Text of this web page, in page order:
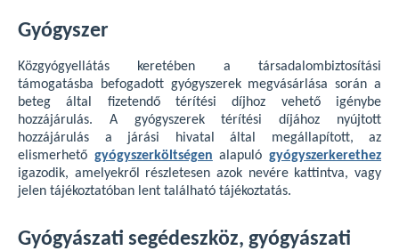
Gyógyszer
Közgyógyellátás keretében a társadalombiztosítási
támogatásba befogadott gyógyszerek megvásárlása során a
beteg által fizetendő térítési díjhoz vehető igénybe
hozzájárulás. A gyógyszerek térítési díjához nyújtott
hozzájárulás a járási hivatal által megállapított, az
elismerhető gyógyszerköltségen alapulógyógyszerkerethez
igazodik, amelyekről részletesen azok nevére kattintva, vagy
jelen tájékoztatóban lent található tájékoztatás.
Gyógyászati segédeszköz, gyógyászati